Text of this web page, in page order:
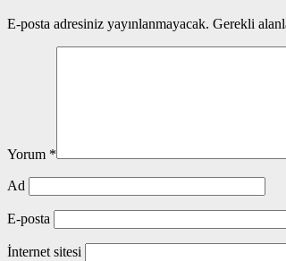
E-posta adresiniz yayınlanmayacak. Gerekli
Yorum *
Ad
E-posta
İnternet sitesi